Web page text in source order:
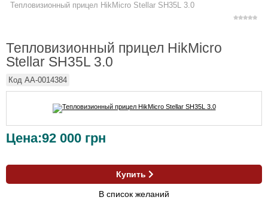
Тепловизионный прицел HikMicro Stellar SH35L 3.0
Тепловизионный прицел HikMicro
Stellar SH35L 3.0
Код AA-0014384
Цена:92 000 грн
Купить
В список желаний